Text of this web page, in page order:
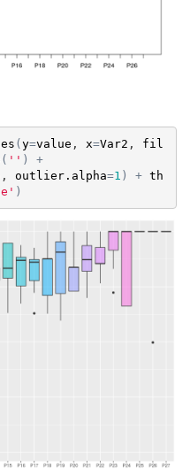
( y=value , x=Var2 , fil
( '' )
+
, outlier.alpha=1 ) + th
)